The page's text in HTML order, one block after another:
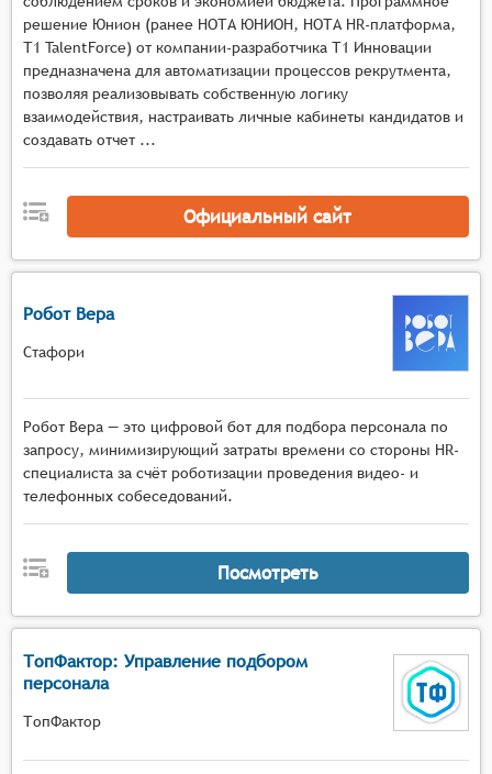
Тестирование и оценка: Многие ППВС
предлагают функционал для проведения тестов
и заданий во время видеоинтервью, что
позволяет оценить реальные навыки и знания
кандидата.
Интеграция с другими системами: Возможность
интеграции с системами управления
для обеспечения комплексного подхода к
процессу найма.
решение Юнион (ранее НОТА ЮНИОН, НОТА HR-платформа,
Т1 TalentForce) от компании-разработчика Т1 Инновации
предназначена для автоматизации процессов рекрутмента,
позволяя реализовывать собственную логику
взаимодействия, настраивать личные кабинеты кандидатов и
создавать отчет ...
Официальный сайт
Робот Вера
Стафори
Робот Вера — это цифровой бот для подбора персонала по
запросу, минимизирующий затраты времени со стороны HR-
специалиста за счёт роботизации проведения видео- и
телефонных собеседований.
Посмотреть
ТопФактор: Управление подбором
персонала
ТопФактор